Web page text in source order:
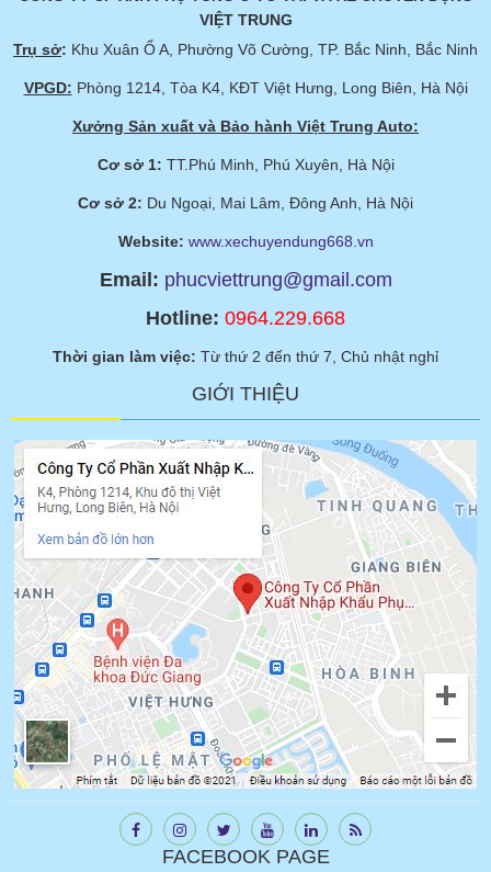
VIỆT TRUNG
Trụ sở: Khu Xuân Ổ A, Phường Võ Cường, TP. Bắc Ninh, Bắc Ninh
VPGD: Phòng 1214, Tòa K4, KĐT Việt Hưng, Long Biên, Hà Nội
Xưởng Sản xuất và Bảo hành Việt Trung Auto:
Cơ sở 1: TT.Phú Minh, Phú Xuyên, Hà Nội
Cơ sở 2: Du Ngoại, Mai Lâm, Đông Anh, Hà Nội
Website: www.xechuyendung668.vn
Email: phucviettrung@gmail.com
Hotline: 0964.229.668
Thời gian làm việc: Từ thứ 2 đến thứ 7, Chủ nhật nghỉ
GIỚI THIỆU
FACEBOOK PAGE